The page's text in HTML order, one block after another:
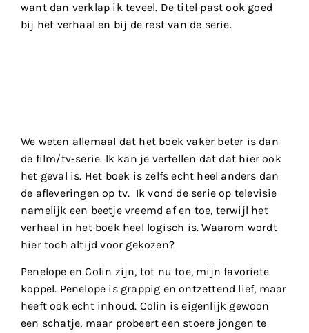
want dan verklap ik teveel. De titel past ook goed
bij het verhaal en bij de rest van de serie.
We weten allemaal dat het boek vaker beter is dan
de film/tv-serie. Ik kan je vertellen dat dat hier ook
het geval is. Het boek is zelfs echt heel anders dan
de afleveringen op tv. Ik vond de serie op televisie
namelijk een beetje vreemd af en toe, terwijl het
verhaal in het boek heel logisch is. Waarom wordt
hier toch altijd voor gekozen?
Penelope en Colin zijn, tot nu toe, mijn favoriete
koppel. Penelope is grappig en ontzettend lief, maar
heeft ook echt inhoud. Colin is eigenlijk gewoon
een schatje, maar probeert een stoere jongen te